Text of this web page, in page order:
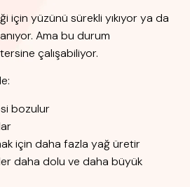
için yüzünü sürekli yıkıyor ya da
Ama bu durum
çalışabiliyor.
bozulur
için daha fazla yağ üretir
daha dolu ve daha büyük